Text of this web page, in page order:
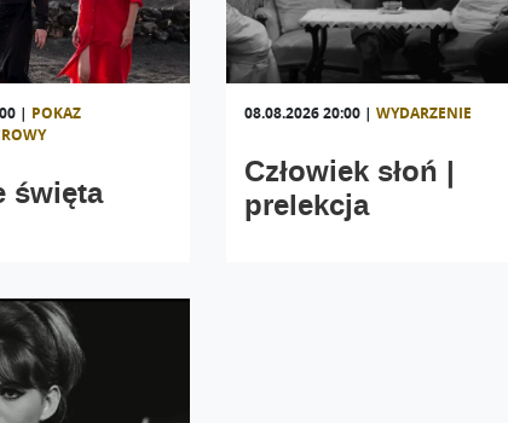
| POKAZ
święta
08.08.2026 20:00| WYDARZENIE
Człowiek słoń |
prelekcja